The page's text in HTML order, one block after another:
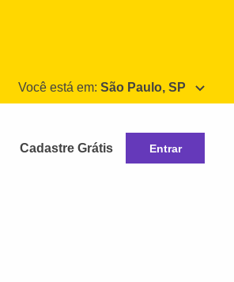
Você está em: São Paulo, SP
Cadastre Grátis Entrar